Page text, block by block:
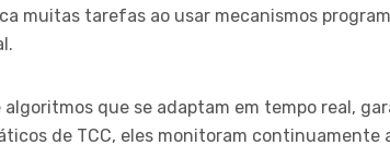
muitas tarefas ao usar mecanismos
algoritmos que se adaptam em tempo real,
de TCC, eles monitoram continuamente